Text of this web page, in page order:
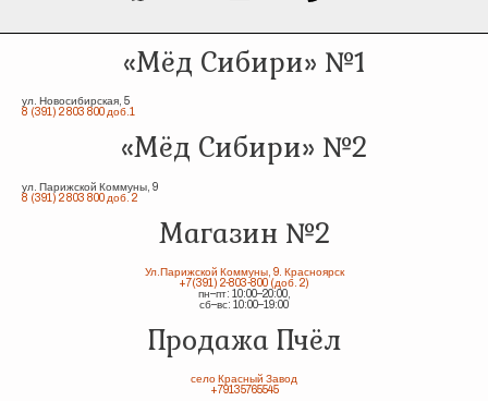
«Мёд Сибири» №1
ул. Новосибирская, 5
8 (391) 2 803 800 доб.1
«Мёд Сибири» №2
ул. Парижской Коммуны, 9
8 (391) 2 803 800 доб. 2
Магазин №2
Ул.Парижской Коммуны, 9. Красноярск
+7(391) 2-803-800 (доб. 2)
пн–пт: 10:00–20:00,
сб–вс: 10:00–19:00
Продажа Пчёл
село Красный Завод
+79135765545